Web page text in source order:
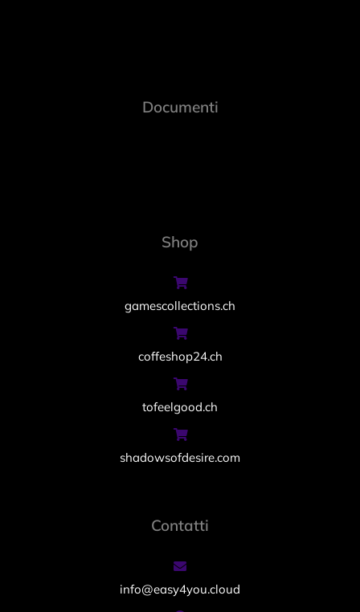
Documenti
Shop
gamescollections.ch
coffeshop24.ch
tofeelgood.ch
shadowsofdesire.com
Contatti
info@easy4you.cloud